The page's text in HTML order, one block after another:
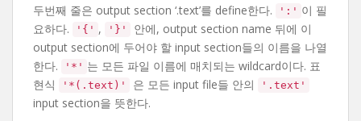
두번째 줄은 output section ‘.text’를 define한다.
':' 이 필
요하다.
'{' , '}'
안에, output section name 뒤에 이
output section에 두어야 할 input section들의 이름을 나열
한다.
'*' 는 모든 파일 이름에 매치되는 wildcard이다. 표
현식
'*(.text)' 은 모든 input file들 안의 '.text'
input section을 뜻한다.